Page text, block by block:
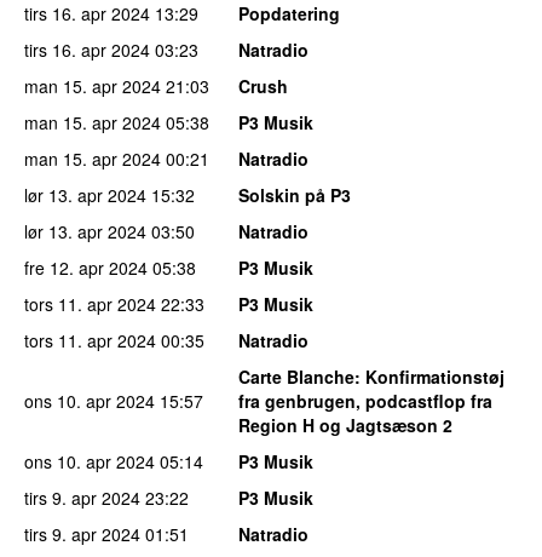
tirs 16. apr 2024 13:29
Popdatering
tirs 16. apr 2024 03:23
Natradio
man 15. apr 2024 21:03
Crush
man 15. apr 2024 05:38
P3 Musik
man 15. apr 2024 00:21
Natradio
lør 13. apr 2024 15:32
Solskin på P3
lør 13. apr 2024 03:50
Natradio
fre 12. apr 2024 05:38
P3 Musik
tors 11. apr 2024 22:33
P3 Musik
tors 11. apr 2024 00:35 Natradio
ons 10. apr 2024 15:57
Carte Blanche: Konfirmationstøj
fra genbrugen, podcastflop fra
Region H og Jagtsæson 2
ons 10. apr 2024 05:14
P3 Musik
tirs 9. apr 2024 23:22
P3 Musik
tirs 9. apr 2024 01:51
Natradio